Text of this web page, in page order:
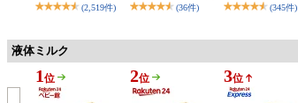
(2,519件) (36件) (345件)
液体ミルク
1 位 2位 3位